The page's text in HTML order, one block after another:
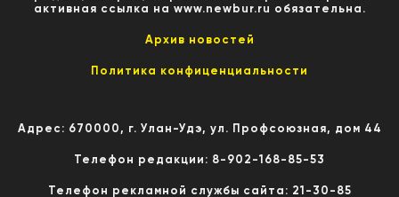
активная ссылка на www.newbur.ru обязательна.
Архив новостей
Политика конфиценциальности
Адрес: 670000, г. Улан-Удэ, ул. Профсоюзная, дом 44
Телефон редакции: 8-902-168-85-53
Телефон рекламной службы сайта: 21-30-85